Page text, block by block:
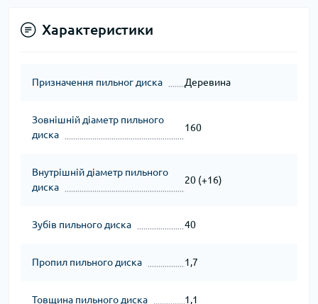
Характеристики
Призначення пильног диска Деревина
Зовнішній діаметр пильного
диска
160
Внутрішній діаметр пильного
диска
20 (+16)
Зубів пильного диска 40
Пропил пильного диска 1,7
Товщина пильного диска 1,1